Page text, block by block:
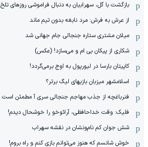
بازگشت با گل، سهرابیان به دنبال فراموشی روزهای تلخ
از عرش به فرش: مرد نابغه‌ بدون تیم ماند
میلان مشتری ستاره جنجالی جام جهانی شد
شکاری از پیکان بی ام و می‌سازد! (عکس)
کاپیتان بارسا در لیورپول به اوج برمی‌گردد!
اسلامشهر میزبان بازیهای لیگ برتر؟
فنرباغچه از جذب مهاجم جنجالی سری آ مطمئن است
فلیک: وقت خداحافظی، آرائوخو را خوشحال دیدم!
شش جوان کم نام‌و‌نشان در نقشه سهراب
خوش شانسم که هنوز می‌توانم بازی کنم و راه بروم!